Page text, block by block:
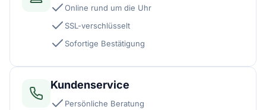
Online rund um die Uhr
SSL-verschlüsselt
Sofortige Bestätigung
Kundenservice
Persönliche Beratung